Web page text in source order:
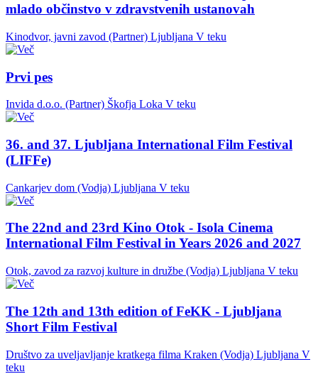
mlado občinstvo v zdravstvenih ustanovah
Kinodvor, javni zavod (Partner) Ljubljana V teku
Prvi pes
Invida d.o.o. (Partner) Škofja Loka V teku
36. and 37. Ljubljana International Film Festival
(LIFFe)
Cankarjev dom (Vodja) Ljubljana V teku
The 22nd and 23rd Kino Otok - Isola Cinema
International Film Festival in Years 2026 and 2027
Otok, zavod za razvoj kulture in družbe (Vodja) Ljubljana V teku
The 12th and 13th edition of FeKK - Ljubljana
Short Film Festival
Društvo za uveljavljanje kratkega filma Kraken (Vodja) Ljubljana V
teku